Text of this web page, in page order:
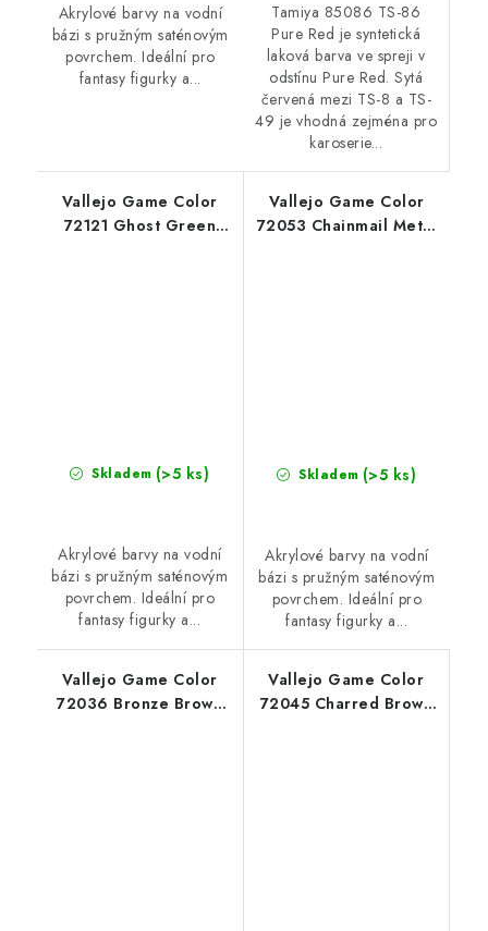
Akrylové barvy na vodní
bázi s pružným saténovým
povrchem. Ideální pro
fantasy figurky a...
Tamiya 85086 TS-86
Pure Red je syntetická
laková barva ve spreji v
odstínu Pure Red. Sytá
červená mezi TS-8 a TS-
49 je vhodná zejména pro
karoserie...
Vallejo Game Color
72121 Ghost Green
Skladem (>5 ks)
Akrylové barvy na vodní
bázi s pružným saténovým
povrchem. Ideální pro
fantasy figurky a...
Vallejo Game Color
72053 Chainmail Metal
Skladem (>5 ks)
Akrylové barvy na vodní
bázi s pružným saténovým
povrchem. Ideální pro
fantasy figurky a...
Vallejo Game Color
72036 Bronze Brown
Vallejo Game Color
72045 Charred Brown